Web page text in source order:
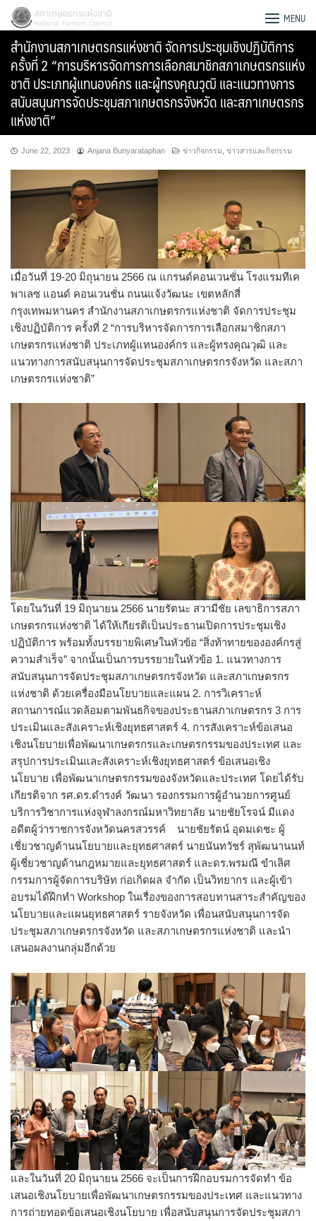
Skip
content
Search
for:
สภาเกษตรกรแห่งชาติ MENU
สำนักงานสภาเกษตรกรแห่งชาติ จัดการประชุมเชิงปฏิบัติการ
ครั้งที่ 2 “การบริหารจัดการการเลือกสมาชิกสภาเกษตรกรแห่ง
ชาติ ประเภทผู้แทนองค์กร และผู้ทรงคุณวุฒิ และแนวทางการ
สนับสนุนการจัดประชุมสภาเกษตรกรจังหวัด และสภาเกษตรกร
แห่งชาติ”
June 22, 2023 Anjana Bunyarataphan ข่าวกิจกรรม ข่าวสารและกิจกรรม
เมื่อวันที่ 19-20 มิถุนายน 2566 ณ แกรนด์คอนเวนชั่น โรงแรมทีเค
พาเลซ แอนด์ คอนเวนชั่น ถนนแจ้งวัฒนะ เขตหลักสี่
กรุงเทพมหานคร สำนักงานสภาเกษตรกรแห่งชาติ จัดการประชุม
เชิงปฏิบัติการ ครั้งที่ 2 “การบริหารจัดการการเลือกสมาชิกสภา
เกษตรกรแห่งชาติ ประเภทผู้แทนองค์กร และผู้ทรงคุณวุฒิ และ
แนวทางการสนับสนุนการจัดประชุมสภาเกษตรกรจังหวัด และสภา
เกษตรกรแห่งชาติ”
โดยในวันที่ 19 มิถุนายน 2566 นายรัตนะ สวามีชัย เลขาธิการสภา
เกษตรกรแห่งชาติ ได้ให้เกียรติเป็นประธานเปิดการประชุมเชิง
ปฏิบัติการ พร้อมทั้งบรรยายพิเศษในหัวข้อ “สิ่งท้าทายขององค์กรสู่
ความสำเร็จ” จากนั้นเป็นการบรรยายในหัวข้อ 1. แนวทางการ
สนับสนุนการจัดประชุมสภาเกษตรกรจังหวัด และสภาเกษตรกร
แห่งชาติ ด้วยเครื่องมือนโยบายและแผน 2. การวิเคราะห์
สถานการณ์แวดล้อมตามพันธกิจของประธานสภาเกษตรกร 3 การ
ประเมินและสังเคราะห์เชิงยุทธศาสตร์ 4. การสังเคราะห์ข้อเสนอ
เชิงนโยบายเพื่อพัฒนาเกษตรกรและเกษตรกรรมของประเทศ และ
สรุปการประเมินและสังเคราะห์เชิงยุทธศาสตร์ ข้อเสนอเชิง
นโยบาย เพื่อพัฒนาเกษตรกรรมของจังหวัดและประเทศ โดยได้รับ
เกียรติจาก รศ.ดร.ดำรงค์ วัฒนา รองกรรมการผู้อำนวยการศูนย์
บริการวิชาการแห่งจุฬาลงกรณ์มหาวิทยาลัย นายชัยโรจน์ มีแดง
อดีตผู้ว่าราชการจังหวัดนครสวรรค์ นายชัยรัตน์ อุดมเดชะ ผู้
เชี่ยวชาญด้านนโยบายและยุทธศาสตร์ นายนันทวัชร์ สุพัฒนานนท์
ผู้เชี่ยวชาญด้านกฎหมายและยุทธศาสตร์ และดร.พรมณี ขำเลิศ
กรรมการผู้จัดการบริษัท ก่อเกิดผล จำกัด เป็นวิทยากร และผู้เข้า
อบรมได้ฝึกทำ Workshop ในเรื่องของการสอบทานสาระสำคัญของ
นโยบายและแผนยุทธศาสตร์ รายจังหวัด เพื่อนสนับสนุนการจัด
ประชุมสภาเกษตรกรจังหวัด และสภาเกษตรกรแห่งชาติ และนำ
เสนอผลงานกลุ่มอีกด้วย
และในวันที่ 20 มิถุนายน 2566 จะเป็นการฝึกอบรมการจัดทำ ข้อ
เสนอเชิงนโยบายเพื่อพัฒนาเกษตรกรรมของประเทศ และแนวทาง
การถ่ายทอดข้อเสนอเชิงนโยบาย เพื่อสนับสนุนการจัดประชุมสภา